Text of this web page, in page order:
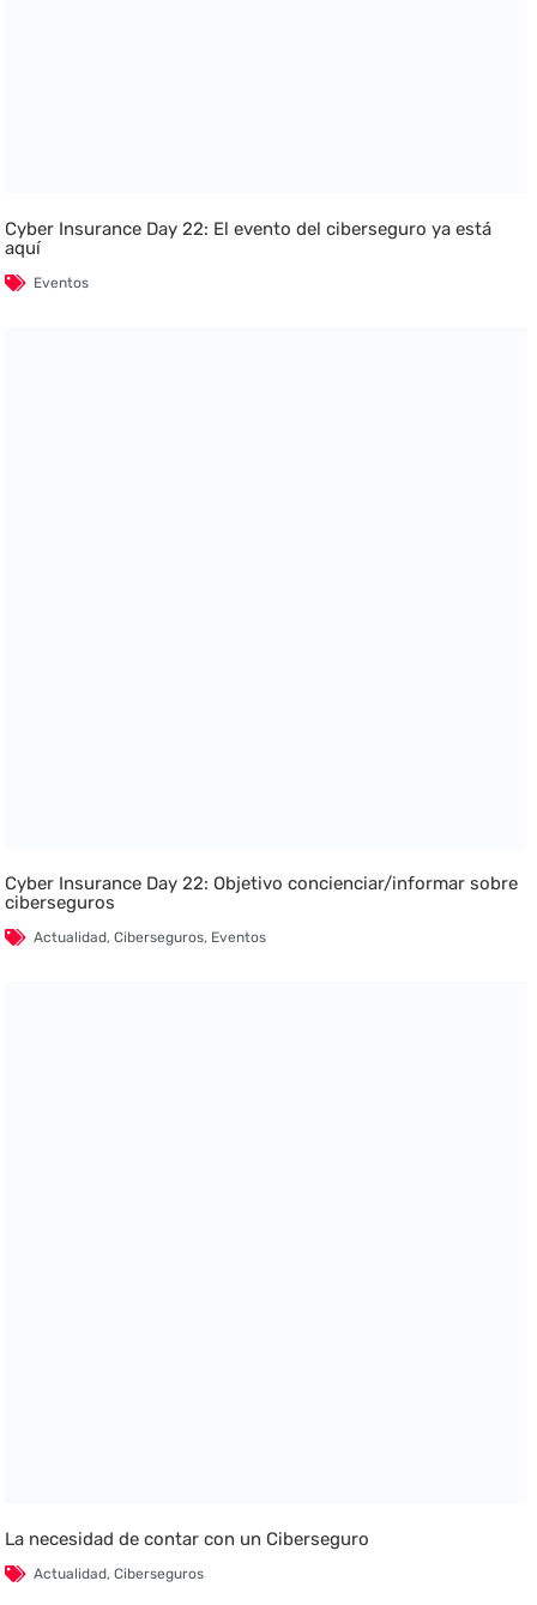
Cyber Insurance Day 22: El evento del ciberseguro ya está
aquí
Eventos
Cyber Insurance Day 22: Objetivo concienciar/informar sobre
ciberseguros
Actualidad,Ciberseguros, Eventos
La necesidad de contar con un Ciberseguro
Actualidad,Ciberseguros